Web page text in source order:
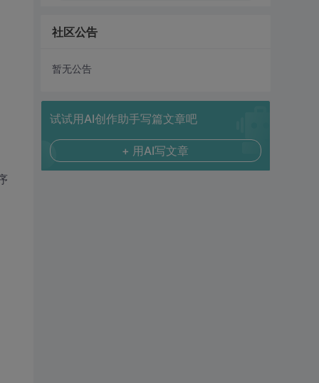
社区公告
暂无公告
试试用AI创作助手写篇文章吧
+ 用AI写文章